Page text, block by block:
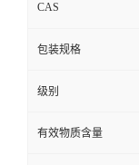
CAS
包装规格
级别
有效物质含量